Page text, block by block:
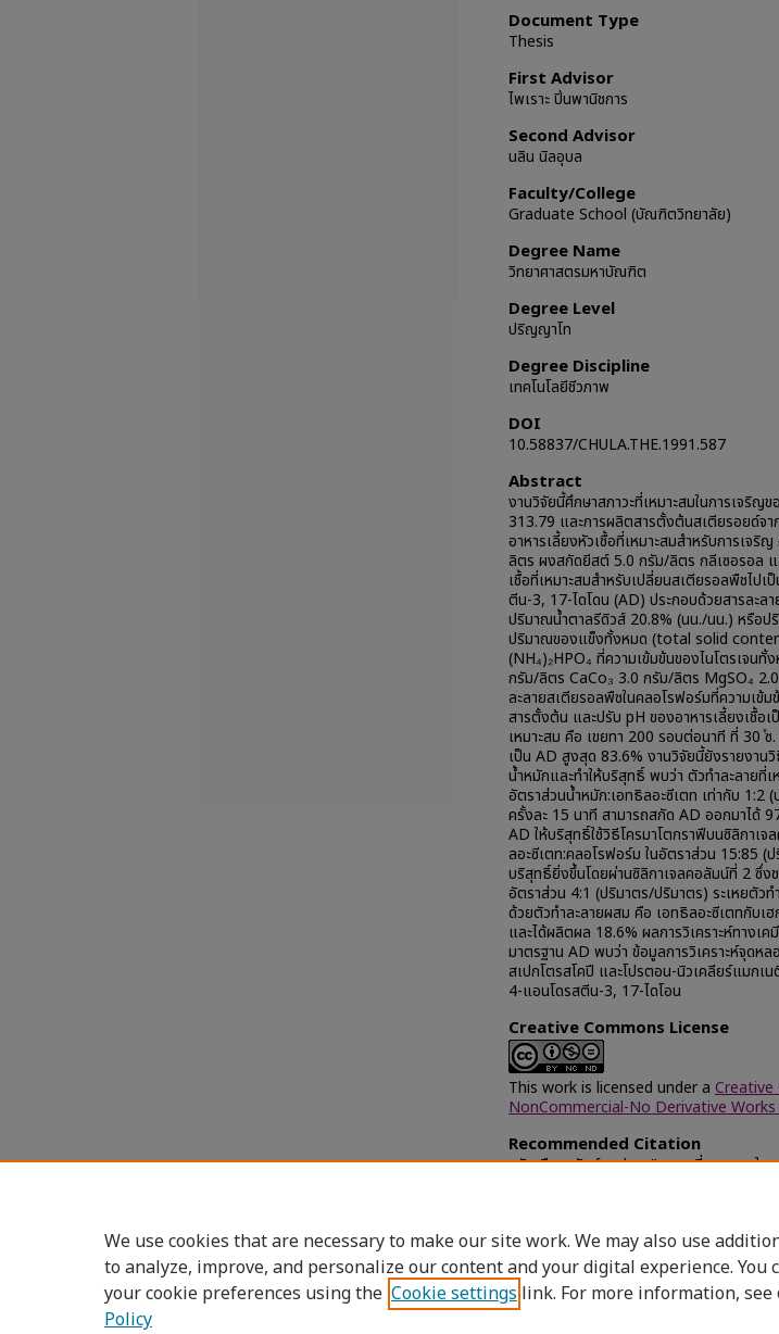
Document Type
Thesis
First Advisor
ไพเราะ ปิ่นพานิชการ
Second Advisor
นลิน นิลอุบล
Faculty/College
Graduate School (บัณฑิตวิทยาลัย)
Degree Name
วิทยาศาสตรมหาบัณฑิต
Degree Level
ปริญญาโท
Degree Discipline
เทคโนโลยีชีวภาพ
DOI
10.58837/CHULA.THE.1991.587
Abstract
งานวิจัยนี้ศึกษาสภาวะที่เหมาะสมในการเจ
313.79 และการผลิตสารตั้งต้นสเตียรอยด์จ
อาหารเลี้ยงหัวเชื้อที่เหมาะสมสำหรับการเจ
ลิตร ผงสกัดยีสต์ 5.0 กรัม/ลิตร กลีเซอรอล
เชื้อที่เหมาะสมสำหรับเปลี่ยนสเตียรอลพืชไป
ตีน-3, 17-ไดโดน (AD) ประกอบด้วยสารละล
ปริมาณน้ำตาลรีดิวส์ 20.8% (นน./นน.) หรือ
ปริมาณของแข็งทั้งหมด (total solid
(NH₄)₂HPO₄ ที่ความเข้มข้นของไนโตรเจน
กรัม/ลิตร CaCo₃ 3.0 กรัม/ลิตร MgSO₄
ละลายสเตียรอลพืชในคลอโรฟอร์มที่ความเข้
สารตั้งต้น และปรับ pH ของอาหารเลี้ยงเชื้อเ
เหมาะสม คือ เขยทา 200 รอบต่อนาที ที่ 30 ̊ซ
เป็น AD สูงสุด 83.6% งานวิจัยนี้ยังรายงาน
น้ำหมักและทำให้บริสุทธิ์ พบว่า ตัวทำละลายที่เ
อัตราส่วนน้ำหมัก:เอทธิลอะซีเตท เท่ากับ 1:2
ครั้งละ 15 นาที สามารถสกัด AD ออกมาได้
AD ให้บริสุทธิ์ใช้วิธีโครมาโตกราฟีบนซิลิกาเ
ลอะซีเตท:คลอโรฟอร์ม ในอัตราส่วน 15:85 (
บริสุทธิ์ยิ่งขึ้นโดยผ่านซิลิกาเจลคอลัมน์ที่ 2 ซึ่งช
อัตราส่วน 4:1 (ปริมาตร/ปริมาตร) ระเหยตัว
ด้วยตัวทำละลายผสม คือ เอทธิลอะซีเตทกับเ
และได้ผลิตผล 18.6% ผลการวิเคราะห์ทางเ
มาตรฐาน AD พบว่า ข้อมูลการวิเคราะห์จุดห
สเปกโตรสโคปี และโปรตอน-นิวเคลียร์แมกเ
4-แอนโดรสตีน-3, 17-ไดโอน
Creative Commons License
This work is licensed under a
NonCommercial-No Derivative
Recommended Citation
หลักเรืองทรัพย์, บุปผา, "สภาวะที่เหมาะสมใ
We use cookies that are necessary to make our site work. We may also use
to analyze, improve, and personalize our content and your digital experience. You
your cookie preferences using the Cookie settings link. For more information, see
Policy